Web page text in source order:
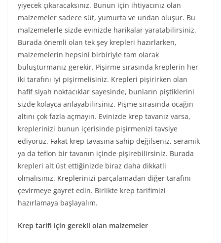
yiyecek çıkaracaksınız. Bunun için ihtiyacınız olan
malzemeler sadece süt, yumurta ve undan oluşur. Bu
malzemelerle sizde evinizde harikalar yaratabilirsiniz.
Burada önemli olan tek şey krepleri hazırlarken,
malzemelerin hepsini birbiriyle tam olarak
buluşturmanız gerekir. Pişirme sırasında kreplerin her
iki tarafını iyi pişirmelisiniz. Krepleri pişirirken olan
hafif siyah noktacıklar sayesinde, bunların piştiklerini
sizde kolayca anlayabilirsiniz. Pişme sırasında ocağın
altını çok fazla açmayın. Evinizde krep tavanız varsa,
kreplerinizi bunun içerisinde pişirmenizi tavsiye
ediyoruz. Fakat krep tavasına sahip değilseniz, seramik
ya da teflon bir tavanın içinde pişirebilirsiniz. Burada
krepleri alt üst ettiğinizde biraz daha dikkatli
olmalısınız. Kreplerinizi parçalamadan diğer tarafını
çevirmeye gayret edin. Birlikte krep tarifimizi
hazırlamaya başlayalım.
Krep tarifi için gerekli olan malzemeler